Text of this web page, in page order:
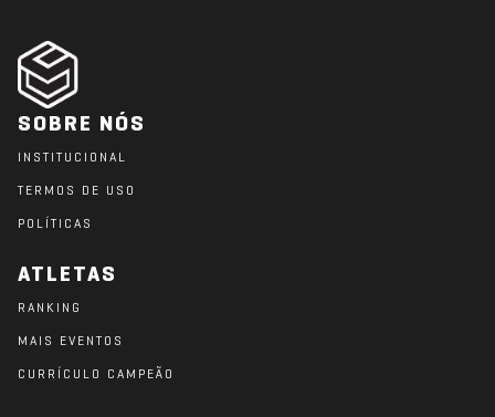
SOBRE NÓS
INSTITUCIONAL
TERMOS DE USO
POLÍTICAS
ATLETAS
RANKING
MAIS EVENTOS
CURRÍCULO CAMPEÃO